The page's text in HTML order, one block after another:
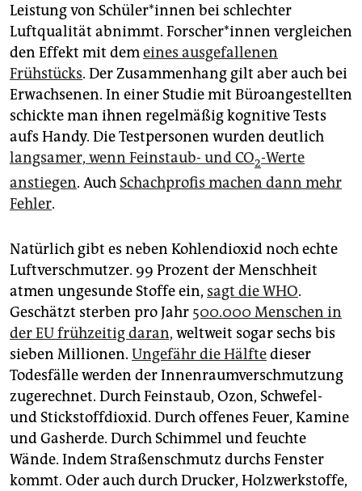
Leistung von Schü­le­r*in­nen bei schlechter
Luftqualität abnimmt. For­sche­r*in­nen vergleichen
den Effekt mit demeines ausgefallenen
Frühstücks. Der Zusammenhang gilt aber auch bei
Erwachsenen. In einer Studie mit Büroangestellten
schickte man ihnen regelmäßig kognitive Tests
aufs Handy. Die Testpersonen wurden deutlich
langsamer, wenn Feinstaub- und CO2-Werte
anstiegen. Auch Schachprofis machen dann mehr
Fehler.
Natürlich gibt es neben Kohlendioxid noch echte
Luftverschmutzer. 99 Prozent der Menschheit
atmen ungesunde Stoffe ein, sagt die WHO.
Geschätzt sterben pro Jahr 500.000 Menschen in
der EU frühzeitig daran, weltweit sogar sechs bis
sieben Millionen. Ungefähr die Hälftedieser
Todesfälle werden der Innenraumverschmutzung
zugerechnet. Durch Feinstaub, Ozon, Schwefel-
und Stickstoffdioxid. Durch offenes Feuer, Kamine
und Gasherde. Durch Schimmel und feuchte
Wände. Indem Straßenschmutz durchs Fenster
kommt. Oder auch durch Drucker, Holzwerkstoffe,